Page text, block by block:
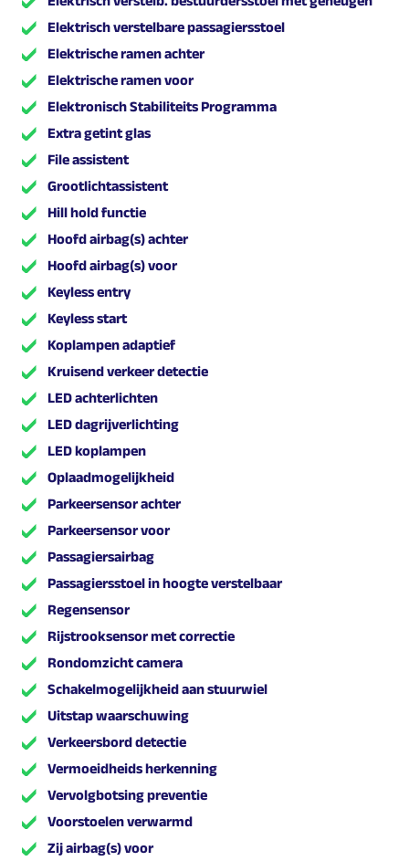
Elektrisch verstelbare passagiersstoel
Elektrische ramen achter
Elektrische ramen voor
Elektronisch Stabiliteits Programma
Extra getint glas
File assistent
Grootlichtassistent
Hill hold functie
Hoofd airbag(s) achter
Hoofd airbag(s) voor
Keyless entry
Keyless start
Koplampen adaptief
Kruisend verkeer detectie
LED achterlichten
LED dagrijverlichting
LED koplampen
Oplaadmogelijkheid
Parkeersensor achter
Parkeersensor voor
Passagiersairbag
Passagiersstoel in hoogte verstelbaar
Regensensor
Rijstrooksensor met correctie
Rondomzicht camera
Schakelmogelijkheid aan stuurwiel
Uitstap waarschuwing
Verkeersbord detectie
Vermoeidheids herkenning
Vervolgbotsing preventie
Voorstoelen verwarmd
Zij airbag(s) voor